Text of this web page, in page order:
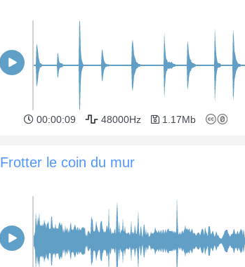
00:00:09 48000Hz 1.17Mb
Frotter le coin du mur